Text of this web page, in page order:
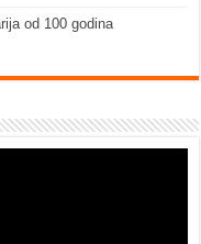
od 100 godina